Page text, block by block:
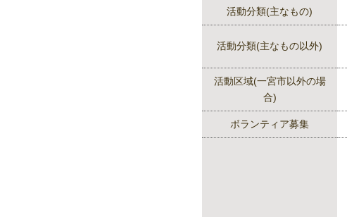
活動分類(主なもの)
活動分類(主なもの以外)
活動区域(一宮市以外の場
合)
ボランティア募集